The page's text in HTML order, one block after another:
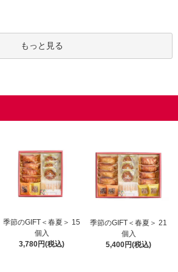
もっと見る
季節のGIFT＜春夏＞ 15
個入
3,780円(税込)
季節のGIFT＜春夏＞ 21
個入
5,400円(税込)